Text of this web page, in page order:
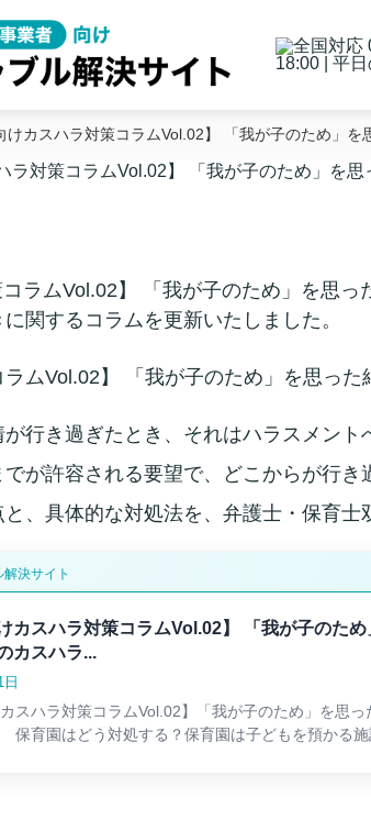
けカスハラ対策コラムVol.02】 「我が子のため」
ラ対策コラムVol.02】 「我が子のため」を
関するコラムを更新いたしました。
ラムVol.02】 「我が子のため」を思っ
が行き過ぎたとき、それはハラスメン
が許容される要望で、どこからが行
、具体的な対処法を、弁護士・保育士
決サイト
カスハラ対策コラムVol.02】 「我が子のため
カスハラ...
カスハラ対策コラムVol.02】「我が子のため」を思っ
育園はどう対処する？保育園は子どもを預かる施